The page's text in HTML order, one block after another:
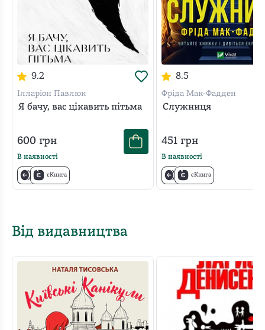
9.2
Ілларіон Павлюк
Я бачу, вас цікавить пітьма
600 грн
В наявності
єКнига
8.5
Фріда Мак-Фадден
Служниця
451грн
В наявності
єКнига
Від видавництва